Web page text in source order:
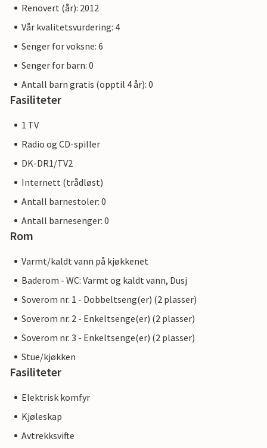
Renovert (år): 2012
Vår kvalitetsvurdering: 4
Senger for voksne: 6
Senger for barn: 0
Antall barn gratis (opptil 4 år): 0
Fasiliteter
1 TV
Radio og CD-spiller
DK-DR1/TV2
Internett (trådløst)
Antall barnestoler: 0
Antall barnesenger: 0
Rom
Varmt/kaldt vann på kjøkkenet
Baderom - WC: Varmt og kaldt vann, Dusj
Soverom nr. 1 - Dobbeltseng(er) (2 plasser)
Soverom nr. 2 - Enkeltsenge(er) (2 plasser)
Soverom nr. 3 - Enkeltsenge(er) (2 plasser)
Stue/kjøkken
Fasiliteter
Elektrisk komfyr
Kjøleskap
Avtrekksvifte